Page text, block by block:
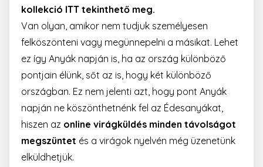
kollekció ITT tekinthető meg.
Van olyan, amikor nem tudjuk személyesen
felköszönteni vagy megünnepelni a másikat. Lehet
ez így Anyák napján is, ha az ország különböző
pontjain élünk, sőt az is, hogy két különböző
országban. Ez nem jelenti azt, hogy pont Anyák
napján ne köszönthetnénk fel az Édesanyákat,
hiszen az online virágküldés minden távolságot
megszüntet és a virágok nyelvén még üzenetünk
elküldhetjük.